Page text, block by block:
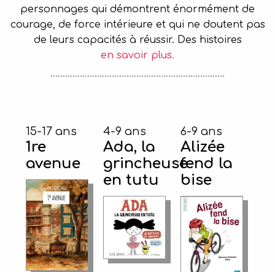
personnages qui démontrent énormément de
courage, de force intérieure et qui ne doutent pas
de leurs capacités à réussir. Des histoires
en savoir plus.
15-17 ans
1re
avenue
4-9 ans
Ada, la
grincheuse
en tutu
6-9 ans
Alizée
fend la
bise